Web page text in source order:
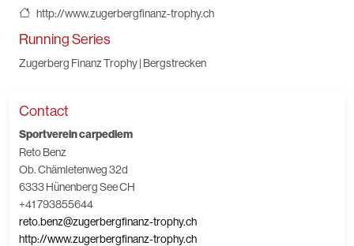
http://www.zugerbergfinanz-trophy.ch
Running Series
Zugerberg Finanz Trophy | Bergstrecken
Contact
Sportverein carpediem
Reto Benz
Ob. Chämletenweg 32d
6333 Hünenberg See CH
+41 793855644
reto.benz@zugerbergfinanz-trophy.ch
http://www.zugerbergfinanz-trophy.ch